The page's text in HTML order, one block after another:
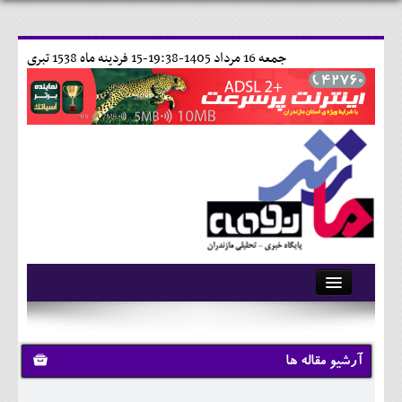
15 فردينه ماه 1538 تبری جمعه 16 مرداد 1405-19:38-
آرشیو
تماس با ما
وبلاگ
آرشیو مقاله ها